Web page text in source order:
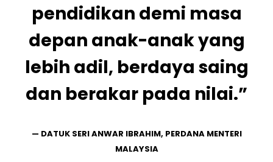
pendidikan demi masa
depan anak-anak yang
lebih adil, berdaya saing
dan berakar pada nilai.”
— DATUK SERI ANWAR IBRAHIM, PERDANA MENTERI
MALAYSIA